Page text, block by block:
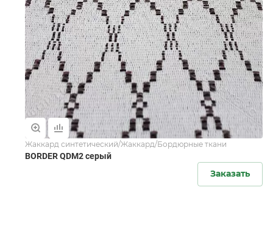
Жаккард синтетический/Жаккард/Бордюрные ткани
BORDER QDM2 серый
Заказать